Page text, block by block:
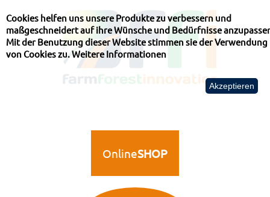
Cookies helfen uns unsere Produkte zu verbessern und
maßgeschneidert auf ihre Wünsche und Bedürfnisse
Mit der Benutzung dieser Website stimmen sie der Verwendung
von Cookies zu.Weitere Informationen
Akzeptieren
OnlineSHOP